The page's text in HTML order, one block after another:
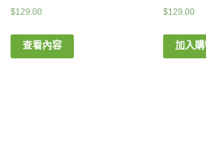
$129.00
查看內容
$129.00
加入